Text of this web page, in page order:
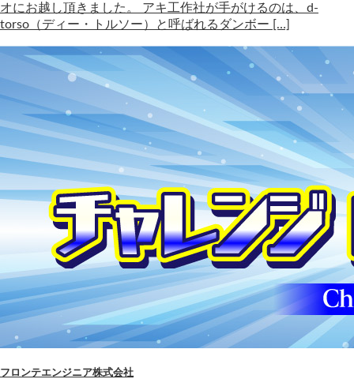
オにお越し頂きました。 アキ工作社が手がけるのは、d-
torso（ディー・トルソー）と呼ばれるダンボー […]
フロンテエンジニア株式会社